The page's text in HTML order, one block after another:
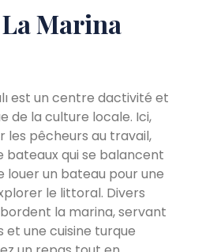
Marina
est un centre dactivité et
de la culture locale. Ici,
les pêcheurs au travail,
bateaux qui se balancent
un bateau pour une
le littoral. Divers
la marina, servant
et une cuisine turque